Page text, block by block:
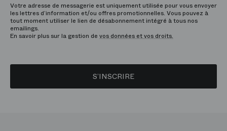
Votre adresse de messagerie est uniquement utilisée pour vous envoyer
les lettres d’information et/ou offres promotionnelles. Vous pouvez à
tout moment utiliser le lien de désabonnement intégré à tous nos
emailings.
En savoir plus sur la gestion de vos données et vos droits.
S’INSCRIRE